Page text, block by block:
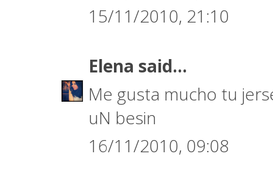
15/11/2010, 21:10
Elena said...
Me gusta mucho tu
uN besin
16/11/2010, 09:08